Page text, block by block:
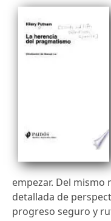
empezar. Del
detallada de
progreso seguro y